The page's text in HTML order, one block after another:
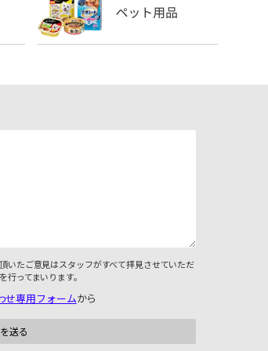
いたご意見はスタッフがすべて拝見させていただ
ってまいります。
せ専用フォームから